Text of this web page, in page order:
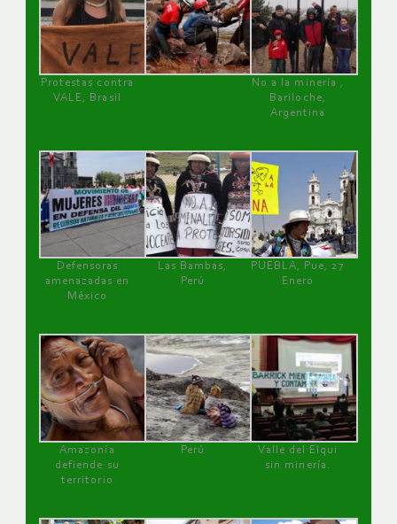
Protestas contra
VALE, Brasil
No a la minería ,
Bariloche,
Argentina
Defensoras
amenazadas en
México
Las Bambas,
Perú
PUEBLA, Pue, 27
Enero
Amazonía
defiende su
territorio
Perú
Valle del Elqui
sin minería.